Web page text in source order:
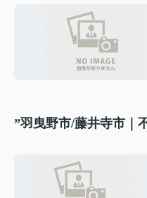
”羽曳野市/藤井寺市｜